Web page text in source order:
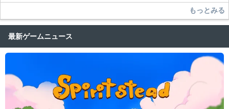
もっとみる
最新ゲームニュース